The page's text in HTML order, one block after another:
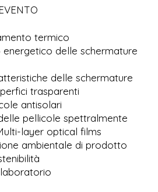
termico
delle schermature
delle schermature
trasparenti
antisolari
pellicole spettralmente
layer optical films
ambientale di prodotto